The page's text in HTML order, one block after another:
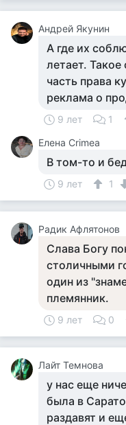
Андрей Якунин
А где их
летает.
часть права
реклама о
9 лет 1
Елена Crimea
В том-то и
9 лет 1
Радик Афлятонов
Слава Богу
столичными
один из
племянник.
9 лет 0
Лайт Темнова
у нас еще
была в
раздавят и